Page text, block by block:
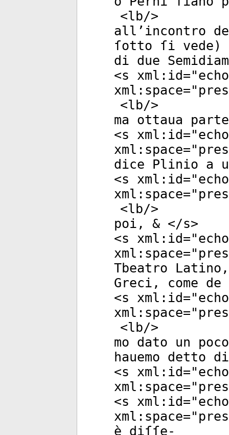
<lb/>
all’incontro
ſotto ſi
di due
<s xml:id="
xml:space="
<lb/>
ma ottaua
<s xml:id="
xml:space="
dice Plinio a
<s xml:id="
xml:space="
<lb/>
poi, & </s>
<s xml:id="
xml:space="
Tbeatro
Greci, come
<s xml:id="
xml:space="
<lb/>
mo dato un
hauemo detto
<s xml:id="
xml:space="
<s xml:id="
xml:space="
è diſſe-